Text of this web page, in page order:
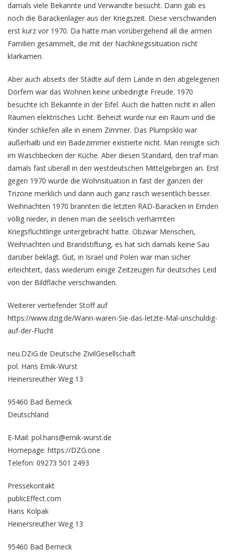
damals viele Bekannte und Verwandte besucht. Dann gab es
noch die Barackenlager aus der Kriegszeit. Diese verschwanden
erst kurz vor 1970. Da hatte man vorübergehend all die armen
Familien gesammelt, die mit der Nachkriegssituation nicht
klarkamen.
Aber auch abseits der Städte auf dem Lande in den abgelegenen
Dörfern war das Wohnen keine unbedingte Freude. 1970
besuchte ich Bekannte in der Eifel. Auch die hatten nicht in allen
Räumen elektrisches Licht. Beheizt wurde nur ein Raum und die
Kinder schliefen alle in einem Zimmer. Das Plumpsklo war
außerhalb und ein Badezimmer existierte nicht. Man reinigte sich
im Waschbecken der Küche. Aber diesen Standard, den traf man
damals fast überall in den westdeutschen Mittelgebirgen an. Erst
gegen 1970 wurde die Wohnsituation in fast der ganzen der
Trizone merklich und dann auch ganz rasch wesentlich besser.
Weihnachten 1970 brannten die letzten RAD-Baracken in Emden
völlig nieder, in denen man die seelisch verhärmten
Kriegsflüchtlinge untergebracht hatte. Obzwar Menschen,
Weihnachten und Brandstiftung, es hat sich damals keine Sau
darüber beklagt. Gut, in Israel und Polen war man sicher
erleichtert, dass wiederum einige Zeitzeugen für deutsches Leid
von der Bildfläche verschwanden.
Weiterer vertiefender Stoff auf
https://www.dzig.de/Wann-waren-Sie-das-letzte-Mal-unschuldig-
auf-der-Flucht
neu.DZiG.de Deutsche ZivilGesellschaft
pol. Hans Emik-Wurst
Heinersreuther Weg 13
95460 Bad Berneck
Deutschland
E-Mail: pol.hans@emik-wurst.de
Homepage: https://DZG.one
Telefon: 09273 501 2493
Pressekontakt
publicEffect.com
Hans Kolpak
Heinersreuther Weg 13
95460 Bad Berneck